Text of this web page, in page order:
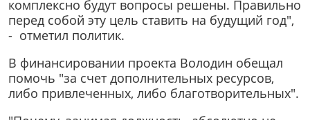
комплексно будут вопросы решены. Правильно
перед собой эту цель ставить на будущий год",
- отметил политик.
В финансировании проекта Володин обещал
помочь "за счет дополнительных ресурсов,
либо привлеченных, либо благотворительных".